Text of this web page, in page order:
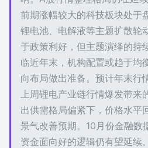
前期涨幅较大的科技板块处于
锂电池、电解液等主题扩散轮
于政策利好，但主题演绎的持
临近年末，机构配置或趋于均
向布局做出准备。预计年末行
上周锂电产业链行情爆发带来
出供需格局偏紧下，价格水平
景气改善预期。10月份金融数
资金面向好的逻辑仍有望延续